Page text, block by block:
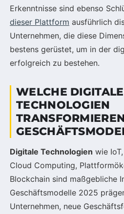
Erkenntnisse sind ebenso
dieser Plattform ausführlich
Unternehmen, die diese
bestens gerüstet, um in der
erfolgreich zu bestehen.
WELCHE
TECHNOLOGIEN
Digitale Technologien wie
Cloud Computing,
Blockchain sind maßgebliche
Geschäftsmodelle 2025
Unternehmen, neue